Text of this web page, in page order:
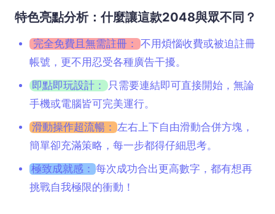
特色亮點分析：什麼讓這款2048與眾不同？
完全免費且無需註冊：
不用煩惱收費或被迫註冊
帳號，更不用忍受各種廣告干擾。
即點即玩設計：
只需要連結即可直接開始，無論
手機或電腦皆可完美運行。
滑動操作超流暢： 左右上下自由滑動合併方塊，
簡單卻充滿策略，每一步都得仔細思考。
極致成就感： 每次成功合出更高數字，都有想再
挑戰自我極限的衝動！